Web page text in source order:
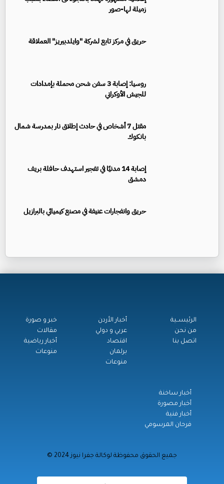
زميلة لها-صور
حريق في مركز تابع لشركة "وايلدبيريز" العملاقة
روسيا: إصابة 3 سفن شحن محملة بإمدادات
للجيش الأوكراني
مقتل 7 أشخاص في حادث إطلاق نار بمدرسة شمال
بانكوك
إصابة 14 مدنيًا في تفجير استهدف حافلة بريف
دمشق
حريق وانفجارات عنيفة في مصنع كيميائي بالبرازيل
الرئيســية
من نحن
اتصل بنا
أخبار الأردن
عربي و دولي
اقتصاد
برلمان
منوعات
خبر و صورة
مقالات
أخبار رياضية
منوعات
أخبار ساخنة
أخبار مصورة
أخبار فنية
فرحان المرسومي
© جميع الحقوق محفوظة لوكالة جفرا نيوز 2024